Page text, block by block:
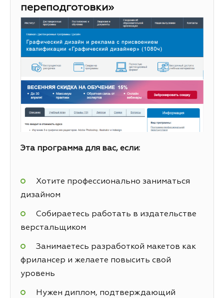
переподготовки»
Эта программа для вас, если:
Хотите профессионально заниматься
дизайном
Собираетесь работать в издательстве
верстальщиком
Занимаетесь разработкой макетов как
фрилансер и желаете повысить свой
уровень
Нужен диплом, подтверждающий